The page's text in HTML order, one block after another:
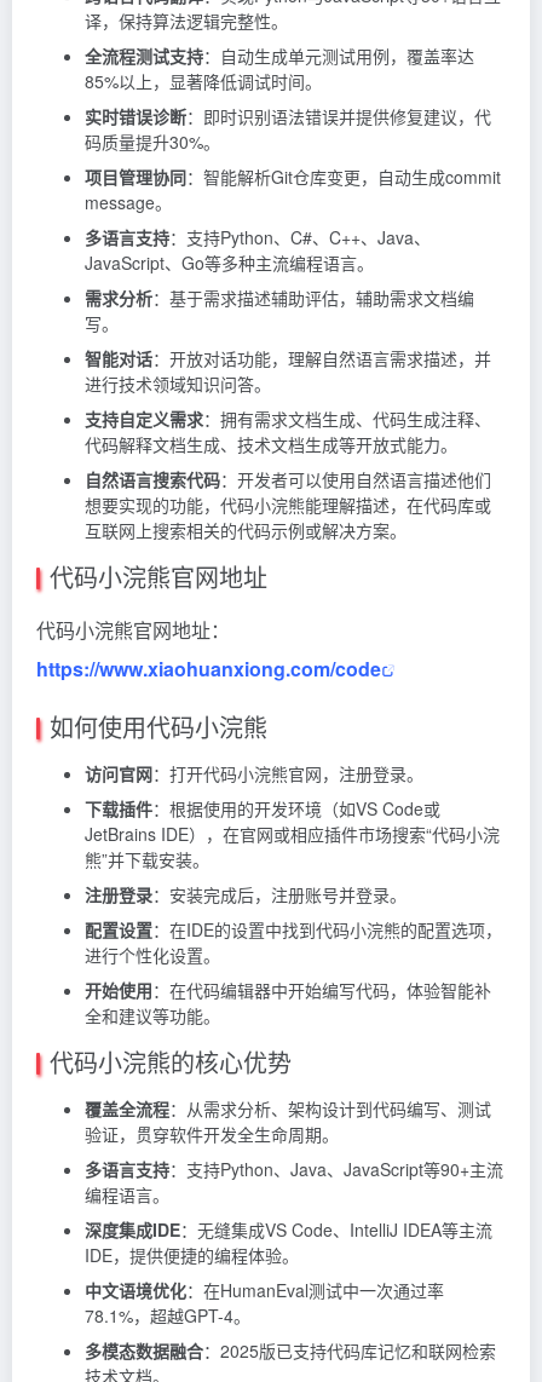
译，保持算法逻辑完整性。
全流程测试支持：自动生成单元测试用例，覆盖率达
85%以上，显著降低调试时间。
实时错误诊断：即时识别语法错误并提供修复建议，代
码质量提升30%。
项目管理协同：智能解析Git仓库变更，自动生成commit
message。
多语言支持：支持Python、C#、C++、Java、
JavaScript、Go等多种主流编程语言。
需求分析：基于需求描述辅助评估，辅助需求文档编
写。
智能对话：开放对话功能，理解自然语言需求描述，并
进行技术领域知识问答。
支持自定义需求：拥有需求文档生成、代码生成注释、
代码解释文档生成、技术文档生成等开放式能力。
自然语言搜索代码：开发者可以使用自然语言描述他们
想要实现的功能，代码小浣熊能理解描述，在代码库或
互联网上搜索相关的代码示例或解决方案。
代码小浣熊官网地址
代码小浣熊官网地址：
https://www.xiaohuanxiong.com/code
如何使用代码小浣熊
访问官网：打开代码小浣熊官网，注册登录。
下载插件：根据使用的开发环境（如VS Code或
JetBrains IDE），在官网或相应插件市场搜索“代码小浣
熊”并下载安装。
注册登录：安装完成后，注册账号并登录。
配置设置：在IDE的设置中找到代码小浣熊的配置选项，
进行个性化设置。
开始使用：在代码编辑器中开始编写代码，体验智能补
全和建议等功能。
代码小浣熊的核心优势
覆盖全流程：从需求分析、架构设计到代码编写、测试
验证，贯穿软件开发全生命周期。
多语言支持：支持Python、Java、JavaScript等90+主流
编程语言。
深度集成IDE：无缝集成VS Code、IntelliJ IDEA等主流
IDE，提供便捷的编程体验。
中文语境优化：在HumanEval测试中一次通过率
78.1%，超越GPT-4。
多模态数据融合：2025版已支持代码库记忆和联网检索
技术文档。